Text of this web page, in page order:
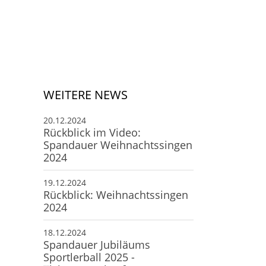
WEITERE NEWS
20.12.2024
Rückblick im Video:
Spandauer Weihnachtssingen
2024
19.12.2024
Rückblick: Weihnachtssingen
2024
18.12.2024
Spandauer Jubiläums
Sportlerball 2025 -